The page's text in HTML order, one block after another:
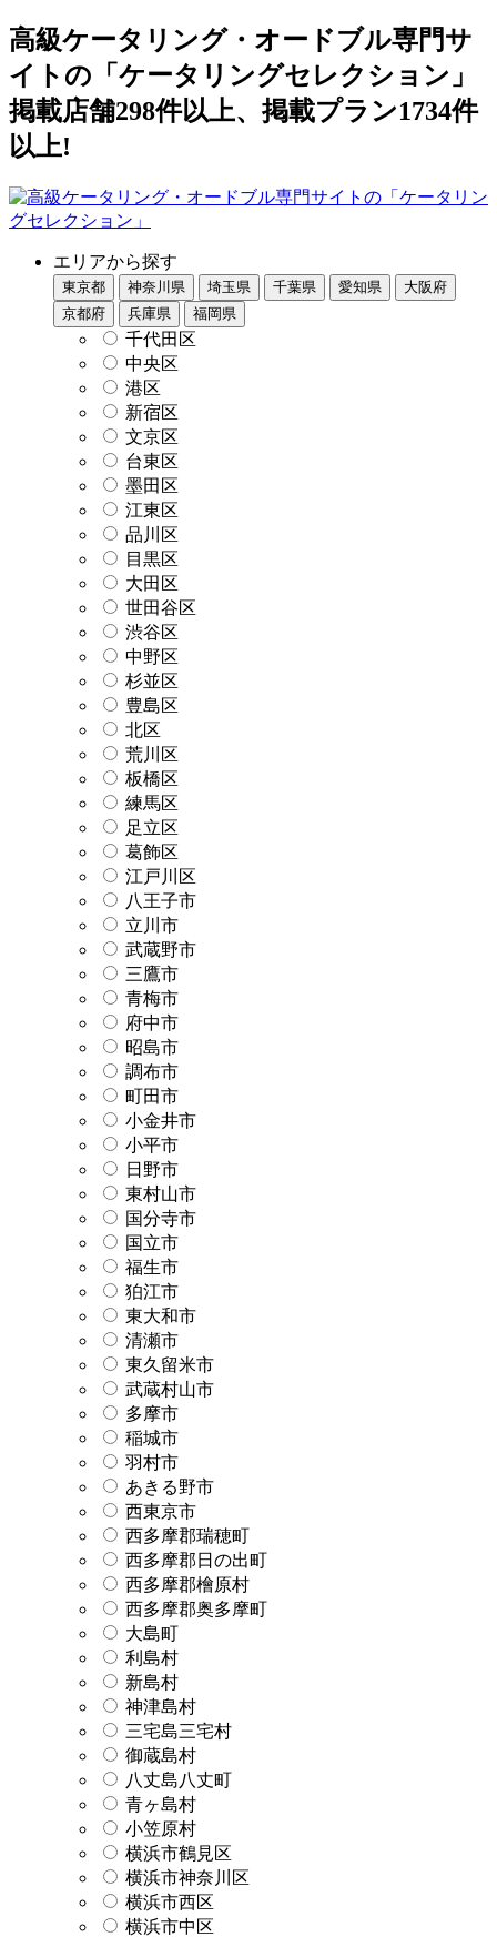
高級ケータリング・オードブル専門サ
イトの「ケータリングセレクション」
掲載店舗298件以上、掲載プラン1734件
以上!
エリアから探す
東京都 神奈川県 埼玉県 千葉県 愛知県
大阪府
京都府
兵庫県 福岡県
千代田区
中央区
港区
新宿区
文京区
台東区
墨田区
江東区
品川区
目黒区
大田区
世田谷区
渋谷区
中野区
杉並区
豊島区
北区
荒川区
板橋区
練馬区
足立区
葛飾区
江戸川区
八王子市
立川市
武蔵野市
三鷹市
青梅市
府中市
昭島市
調布市
町田市
小金井市
小平市
日野市
東村山市
国分寺市
国立市
福生市
狛江市
東大和市
清瀬市
東久留米市
武蔵村山市
多摩市
稲城市
羽村市
あきる野市
西東京市
西多摩郡瑞穂町
西多摩郡日の出町
西多摩郡檜原村
西多摩郡奥多摩町
大島町
利島村
新島村
神津島村
三宅島三宅村
御蔵島村
八丈島八丈町
青ヶ島村
小笠原村
横浜市鶴見区
横浜市神奈川区
横浜市西区
横浜市中区